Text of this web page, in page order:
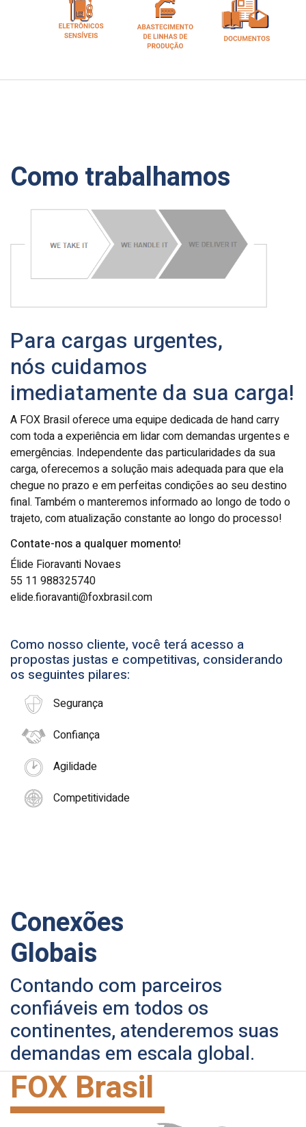
FOX Brasil
Como trabalhamos
Para cargas urgentes,
nós cuidamos
imediatamente da sua carga!
A FOX Brasil oferece uma equipe dedicada de hand carry
com toda a experiência em lidar com demandas urgentes e
emergências. Independente das particularidades da sua
carga, oferecemos a solução mais adequada para que ela
chegue no prazo e em perfeitas condições ao seu destino
final. Também o manteremos informado ao longo de todo o
trajeto, com atualização constante ao longo do processo!
Contate-nos a qualquer momento!
Élide Fioravanti Novaes
55 11 988325740
elide.fioravanti@foxbrasil.com
Como nosso cliente, você terá acesso a
propostas justas e competitivas, considerando
os seguintes pilares:
Segurança
Confiança
Agilidade
Competitividade
Conexões
Globais
Contando com parceiros
confiáveis em todos os
continentes, atenderemos suas
demandas em escala global.